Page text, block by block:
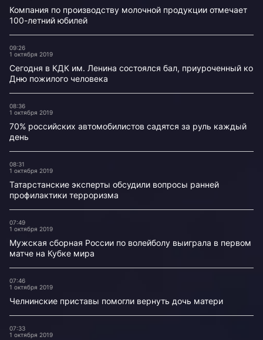
Компания по производству молочной продукции отмечает
100-летний юбилей
09:26
1 октября 2019
Сегодня в КДК им. Ленина состоялся бал, приуроченный ко
Дню пожилого человека
08:36
1 октября 2019
70% российских автомобилистов садятся за руль каждый
день
08:31
1 октября 2019
Татарстанские эксперты обсудили вопросы ранней
профилактики терроризма
07:49
1 октября 2019
Мужская сборная России по волейболу выиграла в первом
матче на Кубке мира
07:46
1 октября 2019
Челнинские приставы помогли вернуть дочь матери
07:33
1 октября 2019